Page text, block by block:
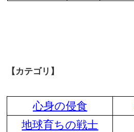
【カテゴリ】
心身の侵食
地球育ちの戦士